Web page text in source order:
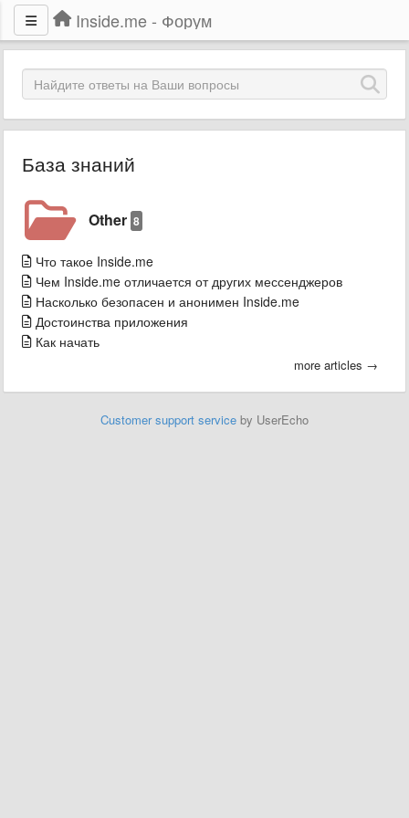
Inside.me - Форум
База знаний
Other 8
Что такое Inside.me
Чем Inside.me отличается от других мессенджеров
Насколько безопасен и анонимен Inside.me
Достоинства приложения
Как начать
more articles →
Customer support service by UserEcho